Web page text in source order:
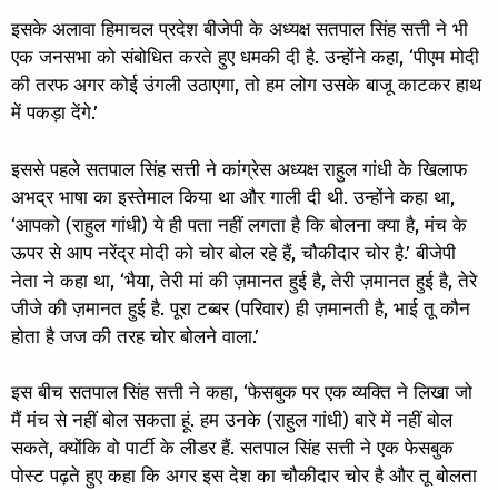
इसके अलावा हिमाचल प्रदेश बीजेपी के अध्यक्ष सतपाल सिंह सत्ती ने भी
एक जनसभा को संबोधित करते हुए धमकी दी है. उन्होंने कहा, ‘पीएम मोदी
की तरफ अगर कोई उंगली उठाएगा, तो हम लोग उसके बाजू काटकर हाथ
में पकड़ा देंगे.’
इससे पहले सतपाल सिंह सत्ती ने कांग्रेस अध्यक्ष राहुल गांधी के खिलाफ
अभद्र भाषा का इस्तेमाल किया था और गाली दी थी. उन्होंने कहा था,
‘आपको (राहुल गांधी) ये ही पता नहीं लगता है कि बोलना क्या है, मंच के
ऊपर से आप नरेंद्र मोदी को चोर बोल रहे हैं, चौकीदार चोर है.’ बीजेपी
नेता ने कहा था, ‘भैया, तेरी मां की ज़मानत हुई है, तेरी ज़मानत हुई है, तेरे
जीजे की ज़मानत हुई है. पूरा टब्बर (परिवार) ही ज़मानती है, भाई तू कौन
होता है जज की तरह चोर बोलने वाला.’
इस बीच सतपाल सिंह सत्ती ने कहा, ‘फेसबुक पर एक व्यक्ति ने लिखा जो
मैं मंच से नहीं बोल सकता हूं. हम उनके (राहुल गांधी) बारे में नहीं बोल
सकते, क्योंकि वो पार्टी के लीडर हैं. सतपाल सिंह सत्ती ने एक फेसबुक
पोस्ट पढ़ते हुए कहा कि अगर इस देश का चौकीदार चोर है और तू बोलता